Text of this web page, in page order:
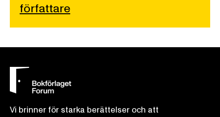
författare
Vi brinner för starka berättelser och att